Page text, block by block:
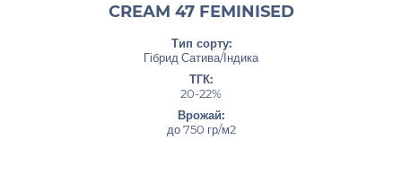
CREAM 47 FEMINISED
Тип сорту:
Гібрид Сатива/Індика
ТГК:
20-22%
Врожай:
до 750 гр/м2